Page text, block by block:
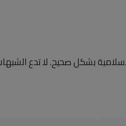
بشكل صحيح. لا تدع